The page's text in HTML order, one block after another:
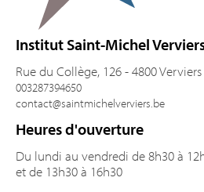
Institut Saint-Michel
Rue du Collège, 126 - 4800 Verviers
003287394650
contact@saintmichelverviers.be
Heures d'ouverture
Du lundi au vendredi de 8h30 à
et de 13h30 à 16h30